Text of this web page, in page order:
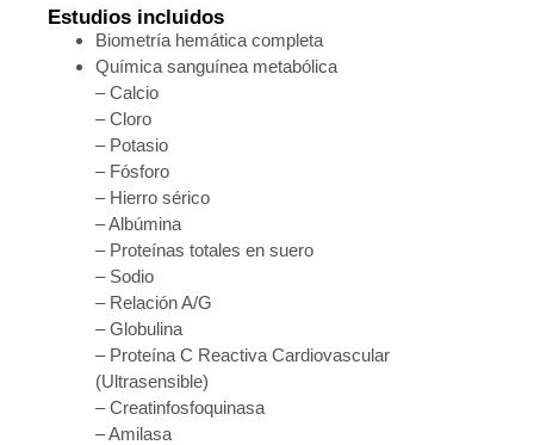
Estudios incluidos
Biometría hemática completa
Química sanguínea metabólica
– Calcio
– Cloro
– Potasio
– Fósforo
– Hierro sérico
– Albúmina
– Proteínas totales en suero
– Sodio
– Relación A/G
– Globulina
– Proteína C Reactiva Cardiovascular
(Ultrasensible)
– Creatinfosfoquinasa
– Amilasa